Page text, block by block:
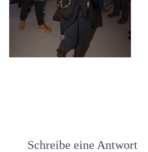
Schreibe eine Antwort